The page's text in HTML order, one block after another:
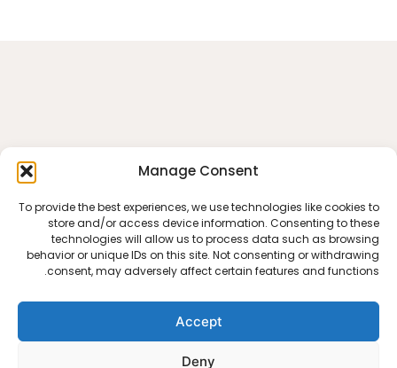
Manage Consent
To provide the best experiences, we use technologies like cookies to
store and/or access device information. Consenting to these
technologies will allow us to process data such as browsing
behavior or unique IDs on this site. Not consenting or withdrawing
consent, may adversely affect certain features and functions.
Accept
Deny